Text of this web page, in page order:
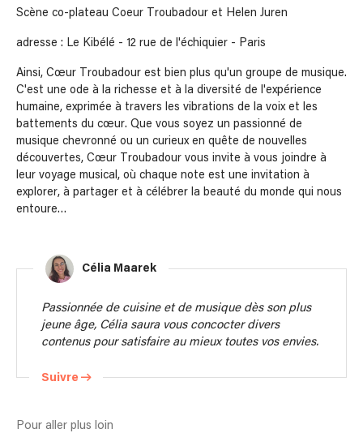
Scène co-plateau Coeur Troubadour et Helen Juren
adresse : Le Kibélé - 12 rue de l'échiquier - Paris
Ainsi, Cœur Troubadour est bien plus qu'un groupe de musique.
C'est une ode à la richesse et à la diversité de l'expérience
humaine, exprimée à travers les vibrations de la voix et les
battements du cœur. Que vous soyez un passionné de
musique chevronné ou un curieux en quête de nouvelles
découvertes, Cœur Troubadour vous invite à vous joindre à
leur voyage musical, où chaque note est une invitation à
explorer, à partager et à célébrer la beauté du monde qui nous
entoure…
Célia Maarek
Passionnée de cuisine et de musique dès son plus
jeune âge, Célia saura vous concocter divers
contenus pour satisfaire au mieux toutes vos envies.
Suivre
Pour aller plus loin